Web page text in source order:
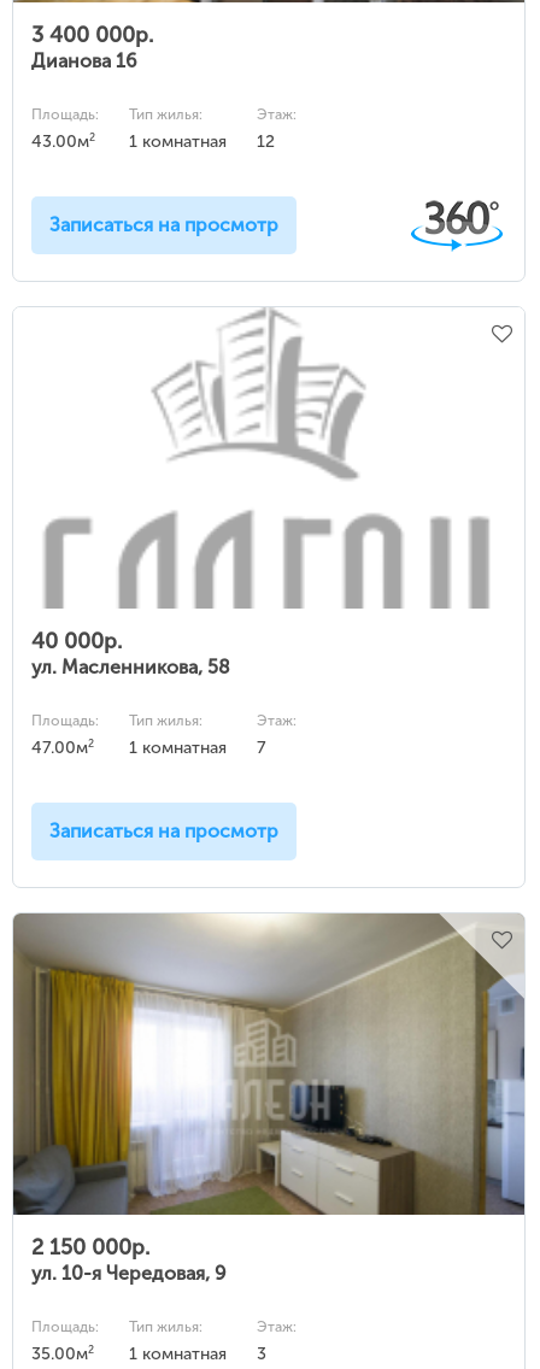
3 400 000р.
Дианова 16
Площадь:
43.00м2
Тип жилья:
1 комнатная
Этаж:
12
Записаться на просмотр
40 000р.
ул. Масленникова, 58
Площадь:
47.00м2
Тип жилья:
1 комнатная
Этаж:
7
Записаться на просмотр
2 150 000р.
ул. 10-я Чередовая, 9
Площадь:
35.00м2
Тип жилья:
1 комнатная
Этаж:
3